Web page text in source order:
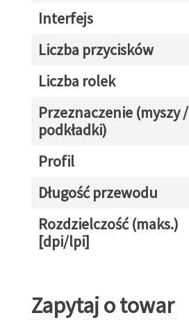
Interfejs
Liczba przycisków
Liczba rolek
Przeznaczenie (myszy /
podkładki)
Profil
Długość przewodu
Rozdzielczość (maks.)
[dpi/lpi]
Zapytaj o towar
Zapytaj o towar